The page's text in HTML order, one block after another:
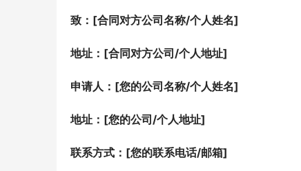
致：[合同对方公司名称/个人姓名]
地址：[合同对方公司/个人地址]
申请人：[您的公司名称/个人姓名]
地址：[您的公司/个人地址]
联系方式：[您的联系电话/邮箱]